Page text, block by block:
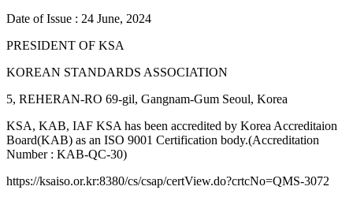
Date of Issue : 24 June, 2024
PRESIDENT OF KSA
KOREAN STANDARDS ASSOCIATION
5, REHERAN-RO 69-gil, Gangnam-Gum Seoul, Korea
KSA, KAB, IAF KSA has been accredited by Korea Accreditaion
Board(KAB) as an ISO 9001 Certification body.(Accreditation
Number : KAB-QC-30)
https://ksaiso.or.kr:8380/cs/csap/certView.do?crtcNo=QMS-3072